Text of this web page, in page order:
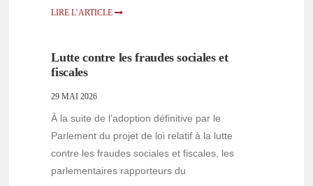
LIRE L’ARTICLE
Lutte contre les fraudes sociales et
fiscales
29 MAI 2026
À la suite de l’adoption définitive par le
Parlement du projet de loi relatif à la lutte
contre les fraudes sociales et fiscales, les
parlementaires rapporteurs du